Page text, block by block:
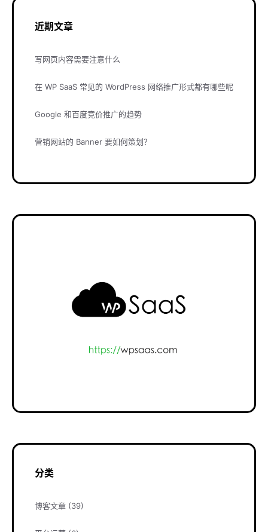
近期文章
写网页内容需要注意什么
在 WP SaaS 常见的 WordPress 网络推广形式都有哪些呢
Google 和百度竞价推广的趋势
营销网站的 Banner 要如何策划？
分类
博客文章 (39)